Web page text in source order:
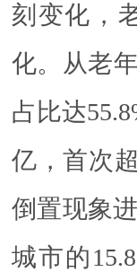
刻变化，
化。从老
占比达
亿，首次
倒置现象
城市的